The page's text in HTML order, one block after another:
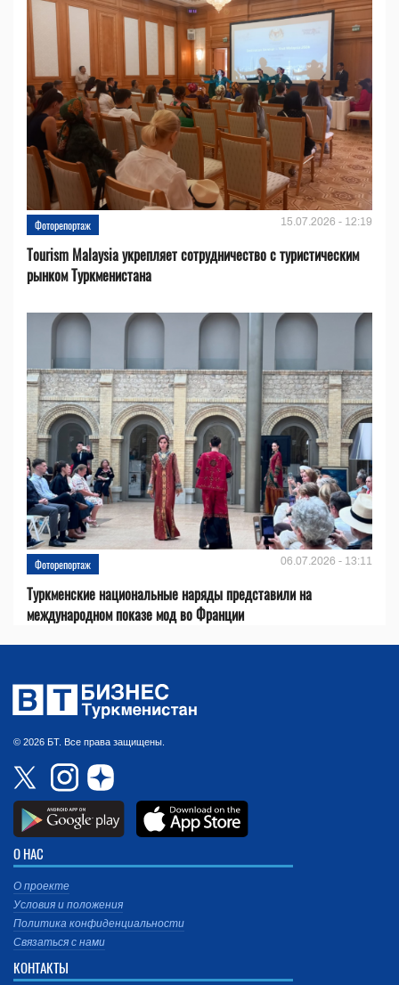
Фоторепортаж 15.07.2026 - 12:19
Tourism Malaysia укрепляет сотрудничество с туристическим
рынком Туркменистана
Фоторепортаж 06.07.2026 - 13:11
Туркменские национальные наряды представили на
международном показе мод во Франции
© 2026 БТ. Все права защищены.
О НАС
О проекте
Условия и положения
Политика конфиденциальности
Связаться с нами
КОНТАКТЫ